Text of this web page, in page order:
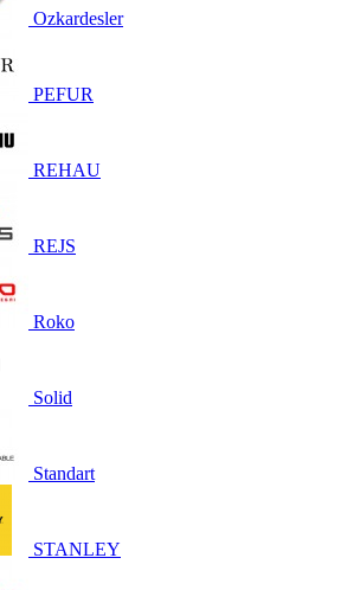
Ozkardesler
PEFUR
REHAU
REJS
Roko
Solid
Standart
STANLEY